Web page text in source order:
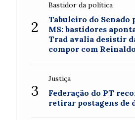
2
Bastidor da política
Tabuleiro do Senado
MS: bastidores
Trad avalia desistir
compor com
3
Justiça
Federação do PT
retirar postagens de